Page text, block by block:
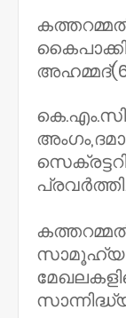
സാമൂഹ്യ